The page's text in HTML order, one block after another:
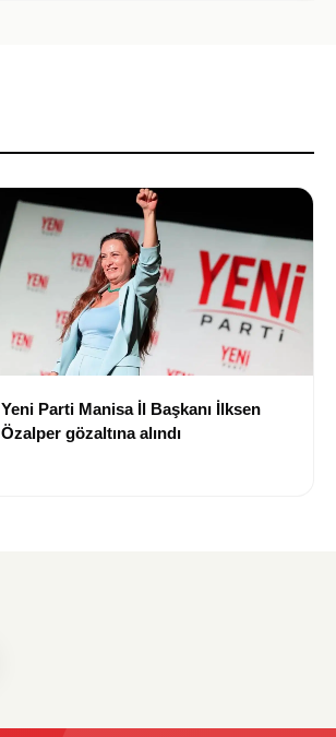
Yeni Parti Manisa İl Başkanı İlksen
Özalper gözaltına alındı